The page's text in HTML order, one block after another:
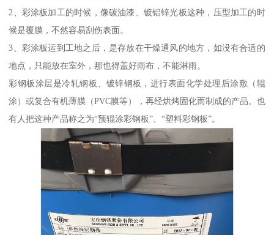
2、彩涂板加工的时候，像碳油漆、镀铝锌光板这种，压型加工的时
候是覆膜，不然容易刮伤表面。
3、彩涂板运到工地之后，是存放在干燥通风的地方，如没有合适的
地点，只能放在室外，那也得盖好雨布，不能淋雨。
彩钢板涂层是冷轧钢板、镀锌钢板，进行表面化学处理后涂敷（辊
涂）或复合有机薄膜（PVC膜等），再经烘烤固化而制成的产品。也
有人把这种产品称之为“预辊涂彩钢板”、“塑料彩钢板”。